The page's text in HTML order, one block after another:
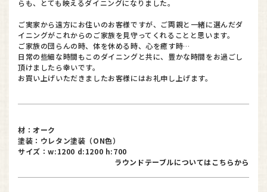
らも、とても映えるダイニングになりました。
ご実家から遠方にお住いのお客様ですが、ご両親と一緒に選んだダ
イニングがこれからのご家族を見守ってくれることと思います。
ご家族の団らんの時、体を休める時、心を癒す時…
日常の些細な時間もこのダイニングと共に、豊かな時間をお過ごし
頂けましたら幸いです。
お買い上げいただきましたお客様にはお礼申し上げます。
材：オーク
塗装：ウレタン塗装（ON色）
サイズ：w:1200 d:1200 h:700
ラウンドテーブルについてはこちらから